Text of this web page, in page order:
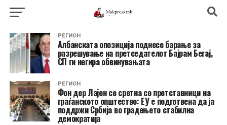
РЕГИОН
Албанската опозиција поднесе барање за
разрешување на претседателот Бајрам Бегај,
СП ги негира обвинувањата
РЕГИОН
Фон дер Лајен се сретна со претставници на
граѓанското општество: ЕУ е подготвена да ја
поддржи Србија во градењето стабилна
демократија